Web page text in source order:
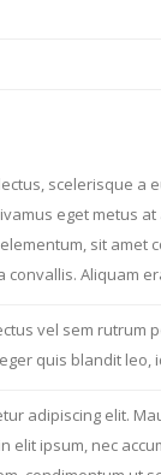
scelerisque a
eget metus
sit amet
convallis. Aliquam
vel sem rutrum
quis blandit leo,
adipiscing elit.
elit ipsum, nec